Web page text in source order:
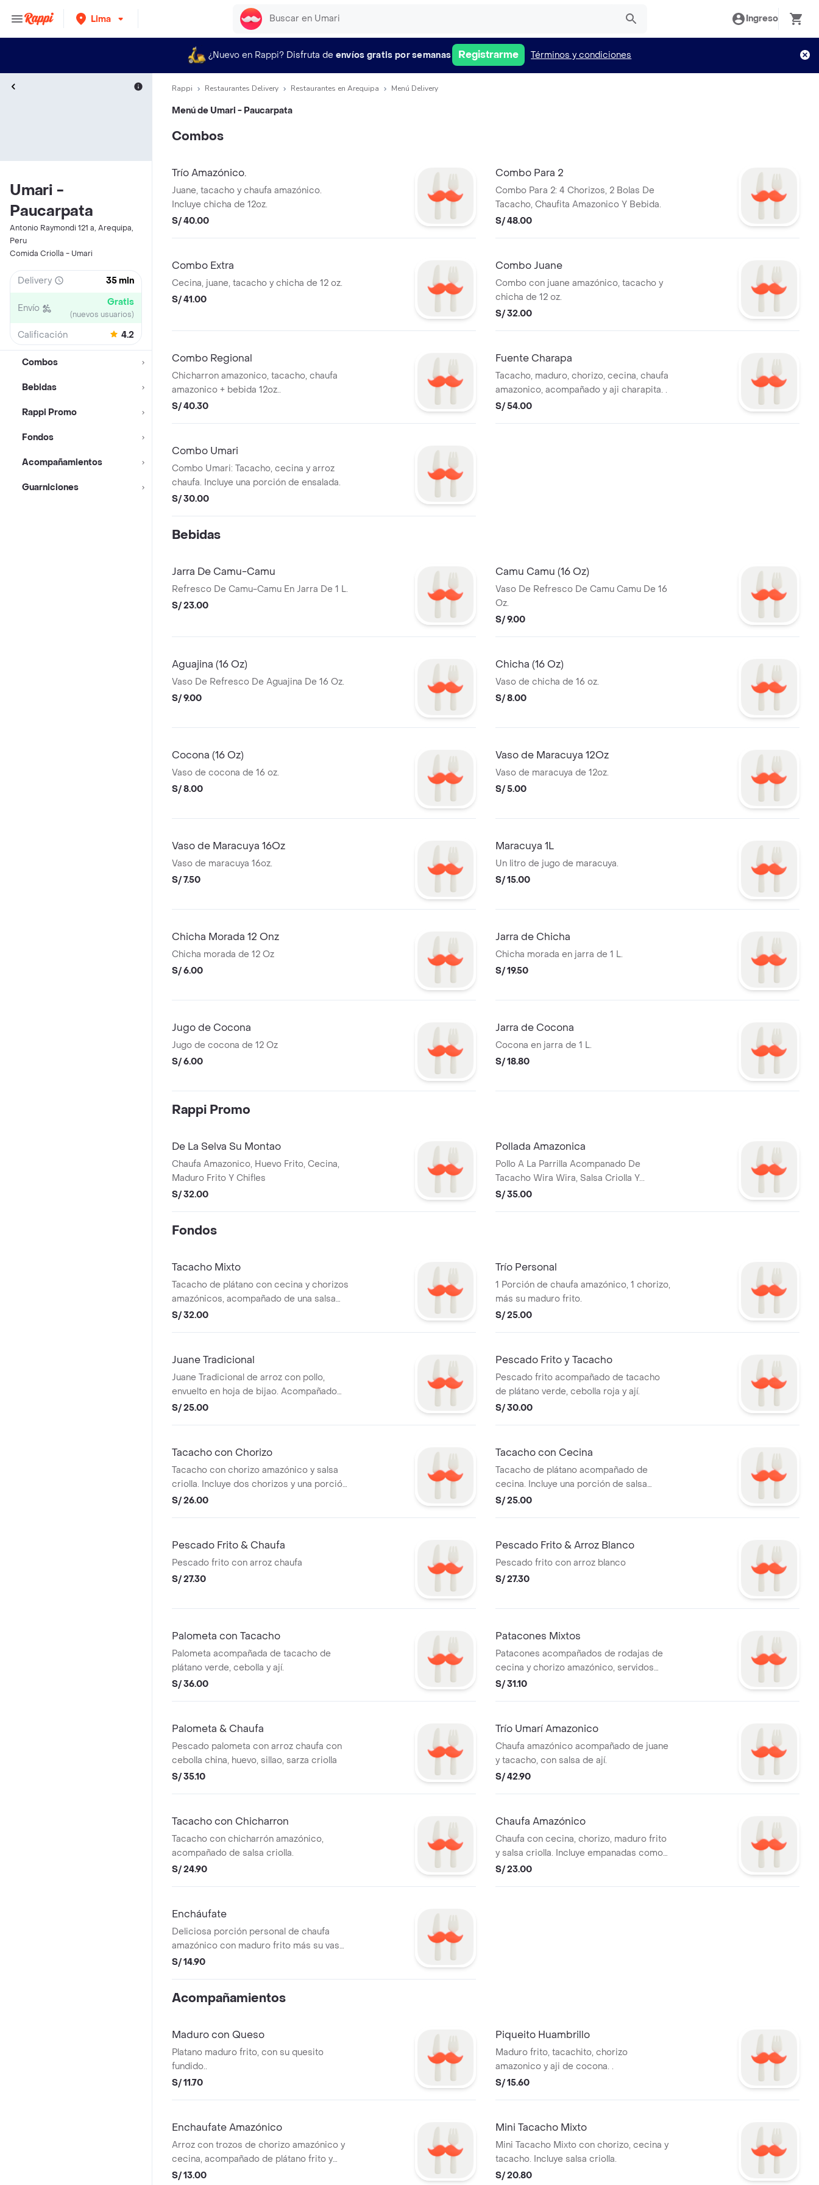
Lima Ingreso
¿Nuevo en Rappi? Disfruta de envíos gratis por semanas Registrarme Términos y condiciones
Umari -
Paucarpata
Antonio Raymondi 121 a, Arequipa,
Peru
Comida Criolla - Umari
Delivery 35 min
Envío Gratis
(nuevos usuarios)
Calificación 4.2
Combos
Bebidas
Rappi Promo
Fondos
Acompañamientos
Guarniciones
Rappi Restaurantes Delivery Restaurantes en Arequipa Menú Delivery
Menú de Umari - Paucarpata
Combos
Trío Amazónico.
Juane, tacacho y chaufa amazónico.
Incluye chicha de 12oz.
S/ 40.00
Combo Para 2
Combo Para 2: 4 Chorizos, 2 Bolas De
Tacacho, Chaufita Amazonico Y Bebida.
S/ 48.00
Combo Extra
Cecina, juane, tacacho y chicha de 12 oz.
S/ 41.00
Combo Juane
Combo con juane amazónico, tacacho y
chicha de 12 oz.
S/ 32.00
Combo Regional
Chicharron amazonico, tacacho, chaufa
amazonico + bebida 12oz..
S/ 40.30
Fuente Charapa
Tacacho, maduro, chorizo, cecina, chaufa
amazonico, acompañado y aji charapita. .
S/ 54.00
Combo Umari
Combo Umari: Tacacho, cecina y arroz
chaufa. Incluye una porción de ensalada.
S/ 30.00
Bebidas
Jarra De Camu-Camu
Refresco De Camu-Camu En Jarra De 1 L.
S/ 23.00
Camu Camu (16 Oz)
Vaso De Refresco De Camu Camu De 16
Oz.
S/ 9.00
Aguajina (16 Oz)
Vaso De Refresco De Aguajina De 16 Oz.
S/ 9.00
Chicha (16 Oz)
Vaso de chicha de 16 oz.
S/ 8.00
Cocona (16 Oz)
Vaso de cocona de 16 oz.
S/ 8.00
Vaso de Maracuya 12Oz
Vaso de maracuya de 12oz.
S/ 5.00
Vaso de Maracuya 16Oz
Vaso de maracuya 16oz.
S/ 7.50
Maracuya 1L
Un litro de jugo de maracuya.
S/ 15.00
Chicha Morada 12 Onz
Chicha morada de 12 Oz
S/ 6.00
Jarra de Chicha
Chicha morada en jarra de 1 L.
S/ 19.50
Jugo de Cocona
Jugo de cocona de 12 Oz
S/ 6.00
Jarra de Cocona
Cocona en jarra de 1 L.
S/ 18.80
Rappi Promo
De La Selva Su Montao
Chaufa Amazonico, Huevo Frito, Cecina,
Maduro Frito Y Chifles
S/ 32.00
Pollada Amazonica
Pollo A La Parrilla Acompanado De
Tacacho Wira Wira, Salsa Criolla Y...
S/ 35.00
Fondos
Tacacho Mixto
Tacacho de plátano con cecina y chorizos
amazónicos, acompañado de una salsa
criolla.
S/ 32.00
Trío Personal
1 Porción de chaufa amazónico, 1 chorizo,
más su maduro frito.
S/ 25.00
Juane Tradicional
Juane Tradicional de arroz con pollo,
envuelto en hoja de bijao. Acompañado
de plátano frito y salsa criolla.
S/ 25.00
Pescado Frito y Tacacho
Pescado frito acompañado de tacacho
de plátano verde, cebolla roja y ají.
S/ 30.00
Tacacho con Chorizo
Tacacho con chorizo amazónico y salsa
criolla. Incluye dos chorizos y una porción
de tacacho.
S/ 26.00
Tacacho con Cecina
Tacacho de plátano acompañado de
cecina. Incluye una porción de salsa
criolla.
S/ 25.00
Pescado Frito & Chaufa
Pescado frito con arroz chaufa
S/ 27.30
Pescado Frito & Arroz Blanco
Pescado frito con arroz blanco
S/ 27.30
Palometa con Tacacho
Palometa acompañada de tacacho de
plátano verde, cebolla y ají.
S/ 36.00
Patacones Mixtos
Patacones acompañados de rodajas de
cecina y chorizo amazónico, servidos
sobre hojas de lechuga.
S/ 31.10
Palometa & Chaufa
Pescado palometa con arroz chaufa con
cebolla china, huevo, sillao, sarza criolla
S/ 35.10
Trío Umarí Amazonico
Chaufa amazónico acompañado de juane
y tacacho, con salsa de ají.
S/ 42.90
Tacacho con Chicharron
Tacacho con chicharrón amazónico,
acompañado de salsa criolla.
S/ 24.90
Chaufa Amazónico
Chaufa con cecina, chorizo, maduro frito
y salsa criolla. Incluye empanadas como
acompañamiento.
S/ 23.00
Encháufate
Deliciosa porción personal de chaufa
amazónico con maduro frito más su vaso
de chicha 12oz.
S/ 14.90
Acompañamientos
Maduro con Queso
Platano maduro frito, con su quesito
fundido..
S/ 11.70
Piqueito Huambrillo
Maduro frito, tacachito, chorizo
amazonico y aji de cocona. .
S/ 15.60
Enchaufate Amazónico
Arroz con trozos de chorizo amazónico y
cecina, acompañado de plátano frito y
salsa.
S/ 13.00
Mini Tacacho Mixto
Mini Tacacho Mixto con chorizo, cecina y
tacacho. Incluye salsa criolla.
S/ 20.80